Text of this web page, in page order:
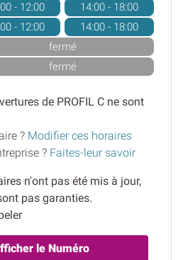
- 12:00
14:00 - 18:00
- 12:00
14:00 - 18:00
fermé
fermé
de PROFIL C ne sont
? Modifier ces horaires
? Faites-leur savoir
n'ont pas été mis à jour,
pas garanties.
le Numéro